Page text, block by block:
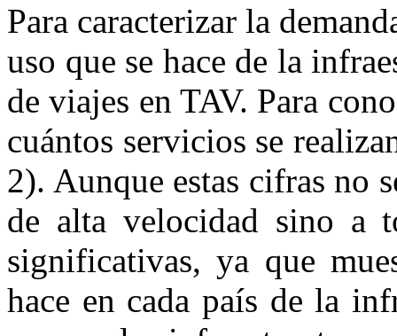
Para caracterizar la
uso que se hace de la
de viajes en TAV. Para
cuántos servicios se
2). Aunque estas cifras no
de alta velocidad sino a
significativas, ya que
hace en cada país de la